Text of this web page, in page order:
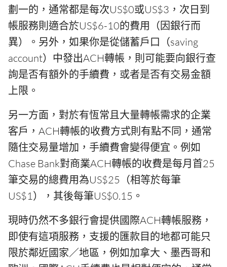
劃一的，通常都是每次US$0或US$3，次日到
帳服務則適合於US$6-10的費用（因銀行而
異）。另外，如果你是從儲蓄戶口（saving
account）中發出ACH轉帳，則可能要向銀行查
詢是否有額外的手續費，或者是否有交易金額
上限。
另一方面，對於有恆常且大量轉帳需求的企業
客戶，ACH轉帳的收費方式則有點不同，通常
隨住交易量增加，手續費會變得便宜。例如
Chase Bank對商業ACH轉帳的收費是每月首25
筆交易的總費用為US$25（相等於每筆
US$1），其後每筆US$0.15。
現時仍然不多銀行會提供國際ACH轉帳服務，
即使有這項服務，支援的匯款目的地都可能只
限於鄰近國家／地區，例如加拿大、墨西哥和